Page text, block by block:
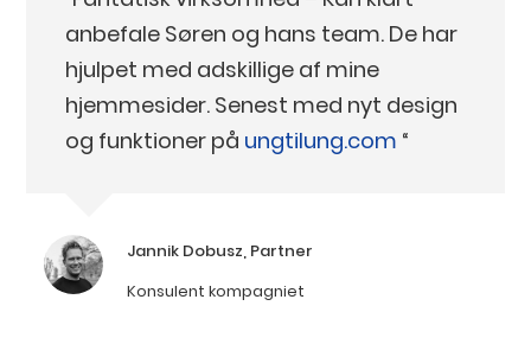
anbefale Søren og hans team. De har
hjulpet med adskillige af mine
hjemmesider. Senest med nyt design
og funktioner på ungtilung.com “
Jannik Dobusz, Partner
Konsulent kompagniet